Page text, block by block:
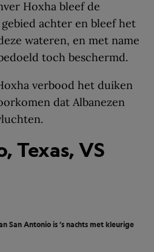
Hoxha bleef de
achter en bleef het
wateren, en met name
toch beschermd.
verbood het duiken
dat Albanezen
Texas, VS
San Antonio is ’s nachts met kleurige